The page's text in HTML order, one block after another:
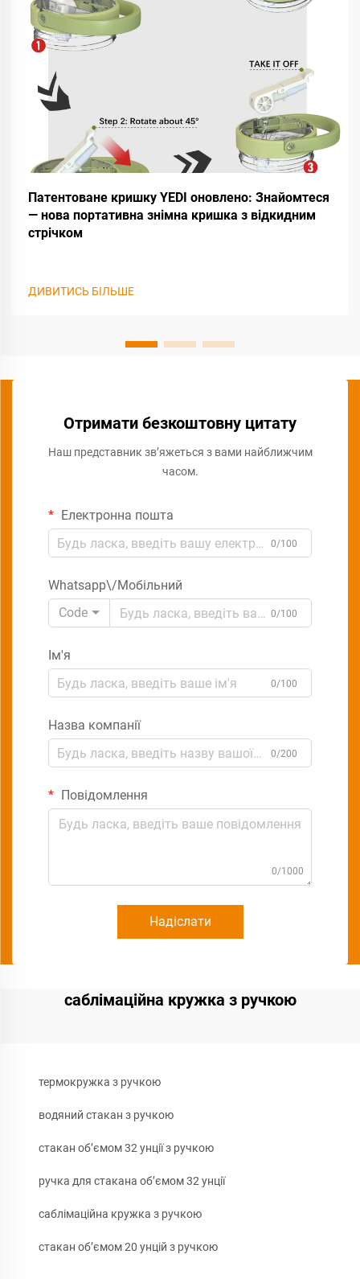
Патентоване кришку YEDI оновлено: Знайомтеся
— нова портативна знімна кришка з відкидним
стрічком
ДИВИТИСЬ БІЛЬШЕ
Отримати безкоштовну цитату
Наш представник зв’яжеться з вами найближчим
часом.
Електронна пошта
0/100
Whatsapp\/Мобільний
Code
0/100
Ім'я
0/100
Назва компанії
0/200
Повідомлення
0/1000
Надіслати
саблімаційна кружка з ручкою
термокружка з ручкою
водяний стакан з ручкою
стакан об’ємом 32 унції з ручкою
ручка для стакана об’ємом 32 унції
саблімаційна кружка з ручкою
стакан об’ємом 20 унцій з ручкою